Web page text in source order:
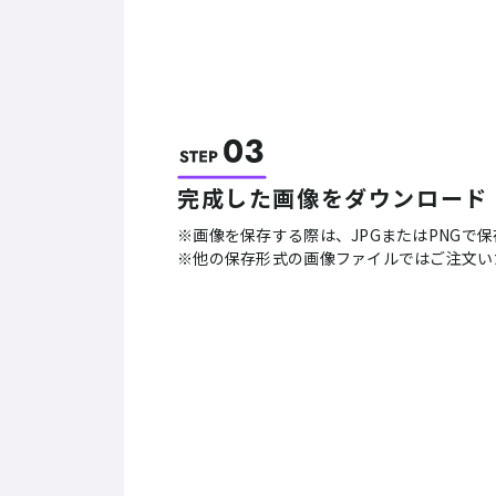
完成した画像をダウンロード
画像を保存する際は、JPGまたはPNGで
他の保存形式の画像ファイルではご注文